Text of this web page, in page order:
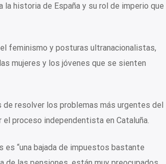
historia de España y su rol de imperio que
feminismo y posturas ultranacionalistas,
mujeres y los jóvenes que se sienten
resolver los problemas más urgentes del
proceso independentista en Cataluña.
es “una bajada de impuestos bastante